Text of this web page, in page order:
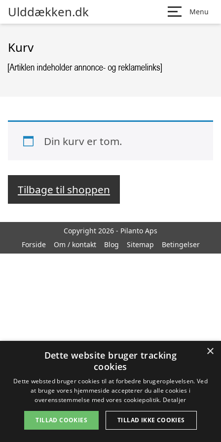
Ulddækken.dk Menu
Kurv
Din kurv er tom.
Tilbage til shoppen
Copyright 2026 - Pilanto Aps
Forside
Om / kontakt Blog Sitemap Betingelser
×
Dette website bruger tracking
cookies
Dette websted bruger cookies til at forbedre brugeroplevelsen. Ved
at bruge vores hjemmeside accepterer du alle cookies i
overensstemmelse med vores cookiepolitik. Detaljer
TILLAD COOKIES TILLAD IKKE COOKIES